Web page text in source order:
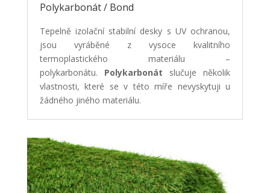
Polykarbonát / Bond
Tepelně izolační stabilní desky s UV ochranou,
jsou vyráběné z vysoce kvalitního
termoplastického materiálu –
polykarbonátu. Polykarbonát slučuje několik
vlastnosti, které se v této míře nevyskytuji u
žádného jiného materiálu.